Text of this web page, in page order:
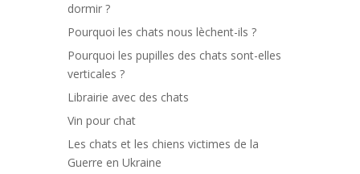
dormir ?
Pourquoi les chats nous lèchent-ils ?
Pourquoi les pupilles des chats sont-elles
verticales ?
Librairie avec des chats
Vin pour chat
Les chats et les chiens victimes de la
Guerre en Ukraine